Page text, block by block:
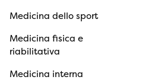
Medicina dello sport
Medicina fisica e
riabilitativa
Medicina interna